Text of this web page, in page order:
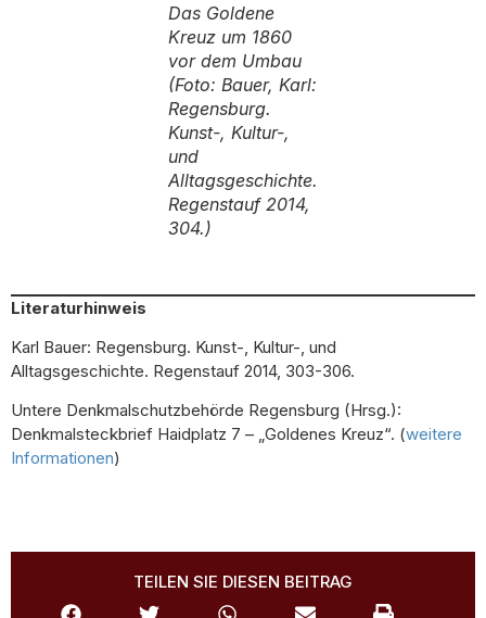
Das Goldene
Kreuz um 1860
vor dem Umbau
(Foto: Bauer, Karl:
Regensburg.
Kunst-, Kultur-,
und
Alltagsgeschichte.
Regenstauf 2014,
304.)
Literaturhinweis
Karl Bauer: Regensburg. Kunst-, Kultur-, und
Alltagsgeschichte. Regenstauf 2014, 303-306.
Untere Denkmalschutzbehörde Regensburg (Hrsg.):
Denkmalsteckbrief Haidplatz 7 – „Goldenes Kreuz“. (weitere
Informationen)
TEILEN SIE DIESEN BEITRAG